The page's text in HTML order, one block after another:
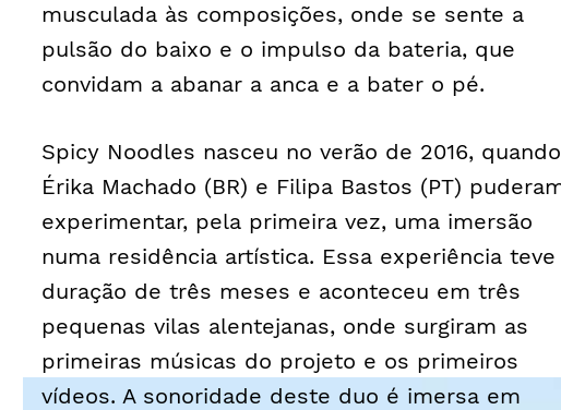
musculada às composições, onde se sente a
pulsão do baixo e o impulso da bateria, que
convidam a abanar a anca e a bater o pé.
Spicy Noodles nasceu no verão de 2016, quando
Érika Machado (BR) e Filipa Bastos (PT)
experimentar, pela primeira vez, uma imersão
numa residência artística. Essa experiência teve
duração de três meses e aconteceu em três
pequenas vilas alentejanas, onde surgiram as
primeiras músicas do projeto e os primeiros
vídeos. A sonoridade deste duo é imersa em